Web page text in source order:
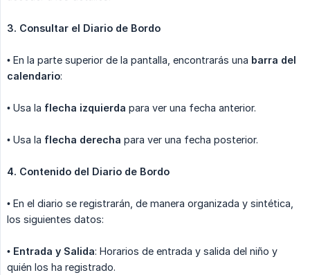
3. Consultar el Diario de Bordo
• En la parte superior de la pantalla, encontrarás una barra del
calendario:
• Usa la flecha izquierda para ver una fecha anterior.
• Usa la flecha derecha para ver una fecha posterior.
4. Contenido del Diario de Bordo
• En el diario se registrarán, de manera organizada y sintética,
los siguientes datos:
• Entrada y Salida: Horarios de entrada y salida del niño y
quién los ha registrado.